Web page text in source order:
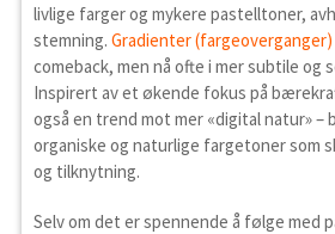
livlige farger og mykere pastelltoner,
stemning. Gradienter (fargeoverganger)
comeback, men nå ofte i mer subtile og
Inspirert av et økende fokus på
også en trend mot mer «digital natur» –
organiske og naturlige fargetoner som
og tilknytning.
Selv om det er spennende å følge med